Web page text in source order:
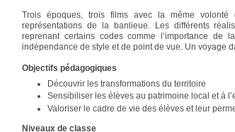
Trois époques, trois films avec la même
représentations de la banlieue. Les différents
reprenant certains codes comme l’importance
indépendance de style et de point de vue. Un voyage
Objectifs pédagogiques
Découvrir les transformations du territoire
Sensibiliser les élèves au patrimoine local et à
Valoriser le cadre de vie des élèves et leur
Niveaux de classe